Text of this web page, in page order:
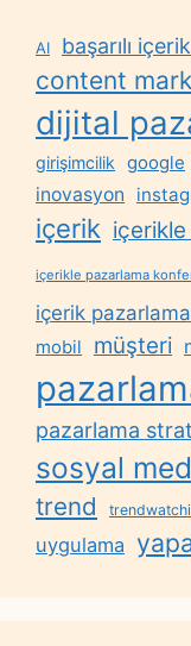
AI başarılı
content
dijital
girişimcilik google
inovasyon
içerik
içerikle pazarlama
içerik
mobil müşteri
pazarlama
sosyal
trend
uygulama